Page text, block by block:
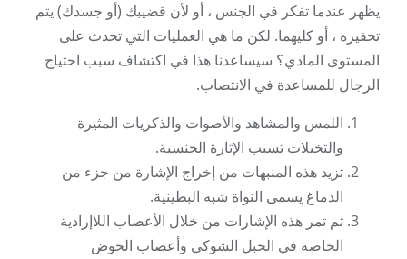
يظهر عندما تفكر في الجنس ، أو لأن قضيبك (أو جسدك) يتم
تحفيزه ، أو كليهما. لكن ما هي العمليات التي تحدث على
المستوى المادي؟ سيساعدنا هذا في اكتشاف سبب احتياج
الرجال للمساعدة في الانتصاب.
اللمس والمشاهد والأصوات والذكريات المثيرة
والتخيلات تسبب الإثارة الجنسية.
تزيد هذه المنبهات من إخراج الإشارة من جزء من
الدماغ يسمى النواة شبه البطينية.
ثم تمر هذه الإشارات من خلال الأعصاب اللاإرادية
الخاصة في الحبل الشوكي وأعصاب الحوض